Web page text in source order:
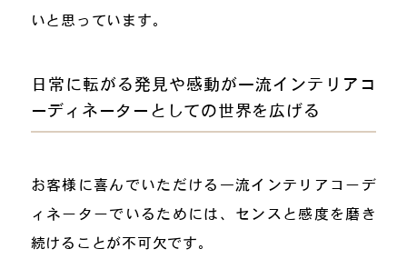
いと思っています。
日常に転がる発見や感動が一流インテリアコ
ーディネーターとしての世界を広げる
お客様に喜んでいただける一流インテリアコーデ
ィネーターでいるためには、センスと感度を磨き
続けることが不可欠です。